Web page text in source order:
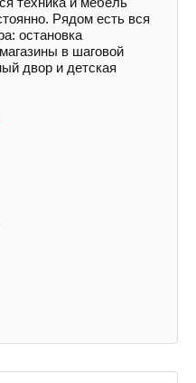
Рядом есть вся
остановка
в шаговой
двор и детская